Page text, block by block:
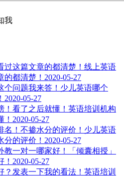
我
线上英语
的都清楚！ 2020-05-27
少儿英语哪个
2020-05-27
英语培训机构
2020-05-27
少儿英语
的评价！ 2020-05-27
「倾囊相授」
2020-05-27
英语培训